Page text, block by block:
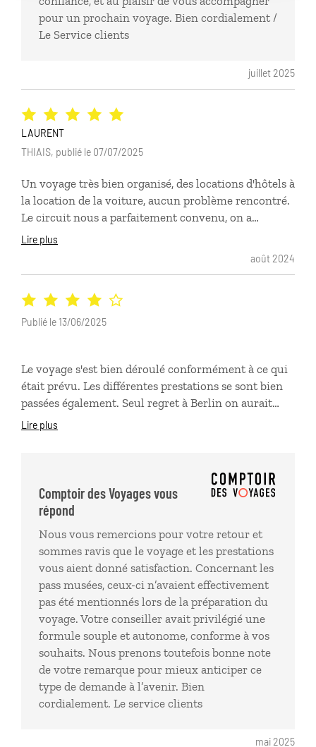
juillet 2025
pour un prochain voyage. Bien cordialement /
Le Service clients
Un voyage très bien organisé, des locations d'hôtels à
la location de la voiture, aucun problème rencontré.
Le circuit nous a parfaitement convenu, on a
particulièrement apprécié Berlin et Postdam et la
partie en Suisse Saxonne aété l'occasion de belles
Lire plus
août 2024
LAURENT
THIAIS, publié le 07/07/2025
Le voyage s'est bien déroulé conformément à ce qui
était prévu. Les différentes prestations se sont bien
passées également. Seul regret à Berlin on aurait
aimé avoir la carte welcome avec la pass pour les
Mais nous garderons un très bon souvenir de ce
voyage en Europe centrale. Cordialement JP
Hourcastagnou
Lire plus
mai 2025
Publié le 13/06/2025
Comptoir des Voyages vous
répond
Nous vous remercions pour votre retour et
sommes ravis que le voyage et les prestations
vous aient donné satisfaction. Concernant les
pass musées, ceux-ci n’avaient effectivement
pas été mentionnés lors de la préparation du
voyage. Votre conseiller avait privilégié une
formule souple et autonome, conforme à vos
souhaits. Nous prenons toutefois bonne note
de votre remarque pour mieux anticiper ce
type de demande à l’avenir. Bien
cordialement. Le service clients